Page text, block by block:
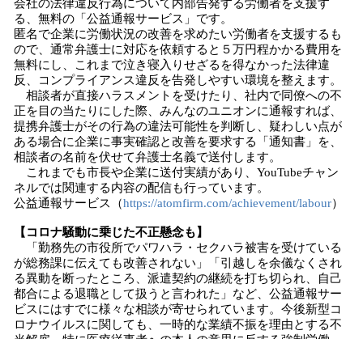
会社の法律違反行為について内部告発する労働者を支援す
る、無料の「公益通報サービス」です。
匿名で企業に労働状況の改善を求めたい労働者を支援するも
ので、通常弁護士に対応を依頼すると５万円程かかる費用を
無料にし、これまで泣き寝入りせざるを得なかった法律違
反、コンプライアンス違反を告発しやすい環境を整えます。
相談者が直接ハラスメントを受けたり、社内で同僚への不
正を目の当たりにした際、みんなのユニオンに通報すれば、
提携弁護士がその行為の違法可能性を判断し、疑わしい点が
ある場合に企業に事実確認と改善を要求する「通知書」を、
相談者の名前を伏せて弁護士名義で送付します。
これまでも市長や企業に送付実績があり、YouTubeチャン
ネルでは関連する内容の配信も行っています。
公益通報サービス（https://atomfirm.com/achievement/labour）
【コロナ騒動に乗じた不正懸念も】
「勤務先の市役所でパワハラ・セクハラ被害を受けている
が総務課に伝えても改善されない」「引越しを余儀なくされ
る異動を断ったところ、派遣契約の継続を打ち切られ、自己
都合による退職として扱うと言われた」など、公益通報サー
ビスにはすでに様々な相談が寄せられています。今後新型コ
ロナウイルスに関しても、一時的な業績不振を理由とする不